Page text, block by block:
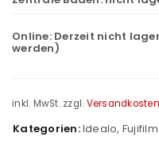
Online: Derzeit nicht
werden)
inkl. MwSt. zzgl. Versandkosten
Kategorien:Idealo,